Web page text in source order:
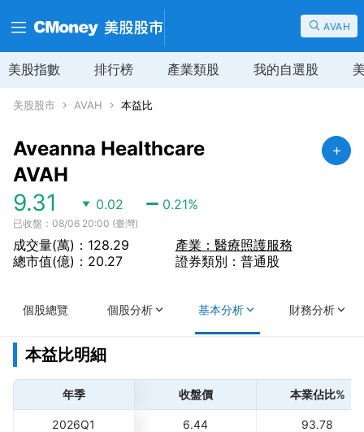
AVAH
美股指數 排行榜 產業類股 我的自選股
美股股市 AVAH 本益比
Aveanna Healthcare
AVAH
9.31 0.02 0.21%
已收盤：08/06 20:00 (臺灣)
成交量(萬)：128.29
總市值(億)：20.27
產業：醫療照護服務
證券類別：普通股
個股總覽 個股分析 基本分析 財務分析
本益比明細
年季 收盤價 本業佔比%
2026Q1 6.44 93.78